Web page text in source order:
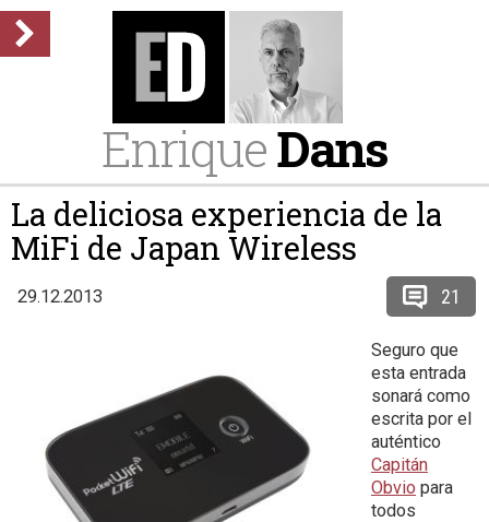
EnriqueDans
La deliciosa experiencia de la
MiFi de Japan Wireless
29.12.2013 21
Seguro que
esta entrada
sonará como
escrita por el
auténtico
Capitán
Obvio para
todos